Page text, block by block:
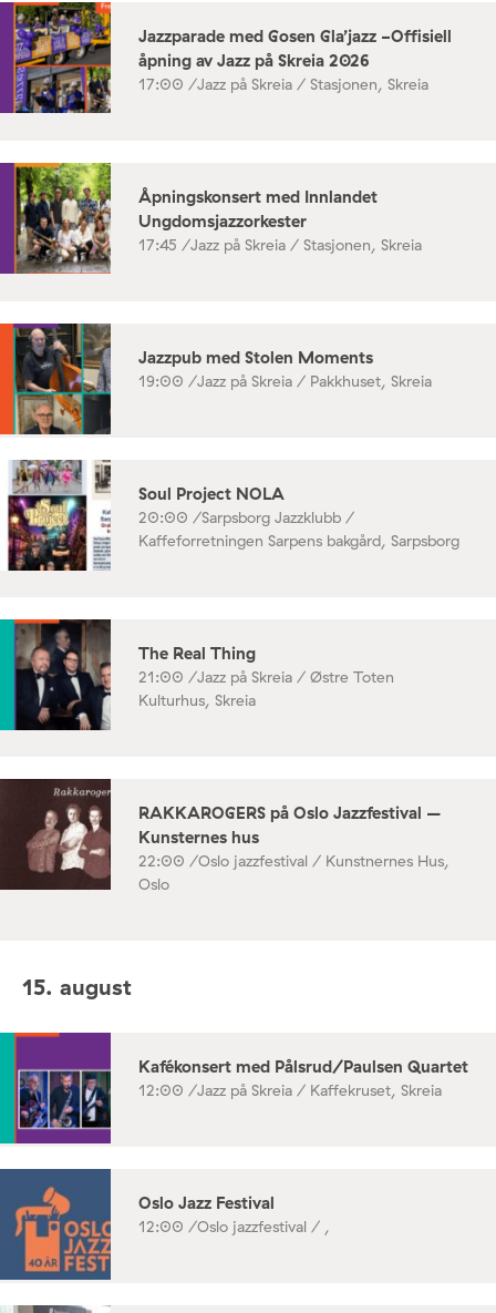
Jazzparade med Gosen Gla’jazz -Offisiell
åpning av Jazz på Skreia 2026
17:00 /Jazz på Skreia / Stasjonen, Skreia
Åpningskonsert med Innlandet
Ungdomsjazzorkester
17:45 /Jazz på Skreia / Stasjonen, Skreia
Jazzpub med Stolen Moments
19:00 /Jazz på Skreia / Pakkhuset, Skreia
Soul Project NOLA
20:00 /Sarpsborg Jazzklubb /
Kaffeforretningen Sarpens bakgård, Sarpsborg
The Real Thing
21:00 /Jazz på Skreia / Østre Toten
Kulturhus, Skreia
RAKKAROGERS på Oslo Jazzfestival –
Kunsternes hus
22:00 /Oslo jazzfestival / Kunstnernes Hus,
Oslo
15. august
Kafékonsert med Pålsrud/Paulsen Quartet
12:00 /Jazz på Skreia / Kaffekruset, Skreia
Oslo Jazz Festival
12:00 /Oslo jazzfestival / ,